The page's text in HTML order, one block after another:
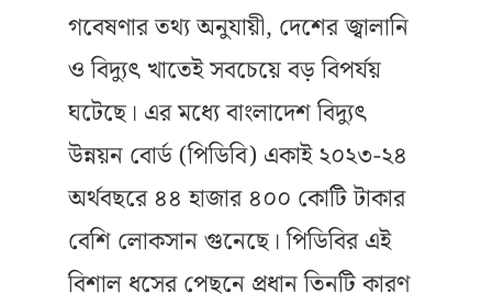
গবেষণার তথ্য অনুযায়ী, দেশের জ্বালানি
ও বিদ্যুৎ খাতেই সবচেয়ে বড় বিপর্যয়
ঘটেছে। এর মধ্যে বাংলাদেশ বিদ্যুৎ
উন্নয়ন বোর্ড (পিডিবি) একাই ২০২৩-২৪
অর্থবছরে ৪৪ হাজার ৪০০ কোটি টাকার
বেশি লোকসান গুনেছে। পিডিবির এই
বিশাল ধসের পেছনে প্রধান তিনটি কারণ